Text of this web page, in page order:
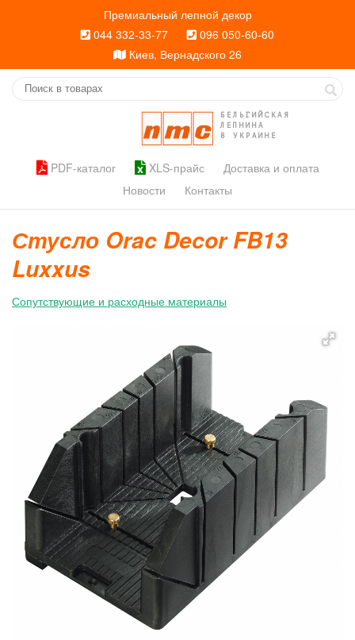
Премиальный лепной декор
044 332-33-77
096 050-60-60
Киев, Вернадского 26
БЕЛЬГИЙСКАЯ
ЛЕПНИНА
В УКРАИНЕ
PDF-каталог XLS-прайс
Доставка и оплата
Новости
Контакты
Стусло Orac Decor FB13
Luxxus
Сопутствующие и расходные материалы